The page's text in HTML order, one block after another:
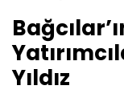
Yıldız